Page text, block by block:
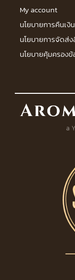
My account
นโยบายการคืนเงิ
นโยบายการจัดส่
นโยบายคุ้มครอง
a